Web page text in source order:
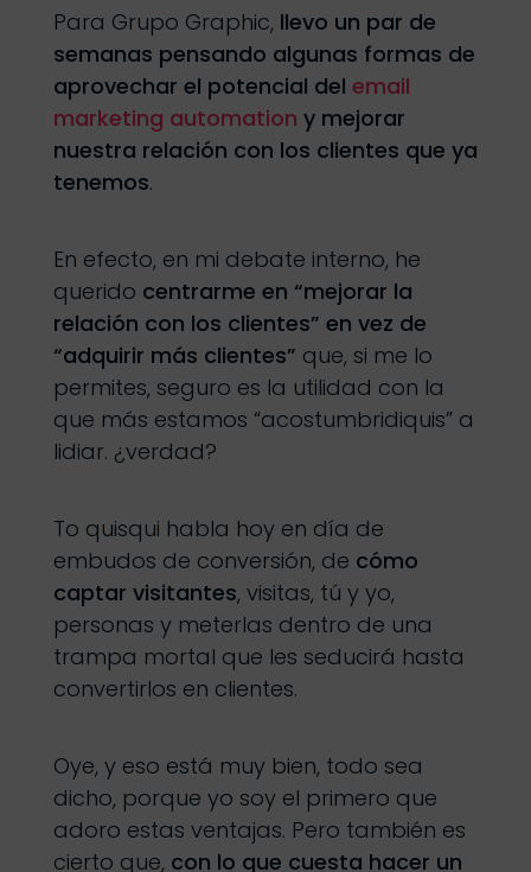
Para Grupo Graphic, llevo un par de
semanas pensando algunas formas de
aprovechar el potencial del email
marketing automation y mejorar
nuestra relación con los clientes que ya
tenemos.
En efecto, en mi debate interno, he
querido centrarme en “mejorar la
relación con los clientes” en vez de
“adquirir más clientes” que, si me lo
permites, seguro es la utilidad con la
que más estamos “acostumbridiquis” a
lidiar. ¿verdad?
To quisqui habla hoy en día de
embudos de conversión, de cómo
captar visitantes, visitas, tú y yo,
personas y meterlas dentro de una
trampa mortal que les seducirá hasta
convertirlos en clientes.
Oye, y eso está muy bien, todo sea
dicho, porque yo soy el primero que
adoro estas ventajas. Pero también es
cierto que, con lo que cuesta hacer un